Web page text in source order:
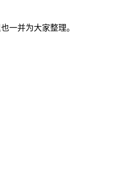
一并为大家整理。